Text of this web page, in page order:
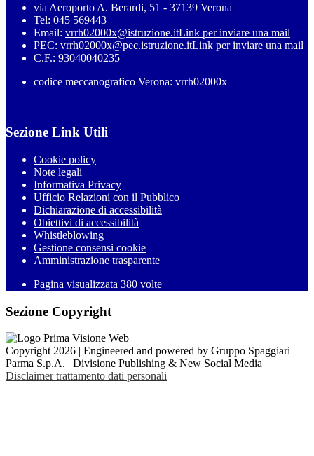
via Aeroporto A. Berardi, 51 - 37139 Verona
Tel: 045 569443
Email: vrrh02000x@istruzione.itLink per inviare una mail
PEC: vrrh02000x@pec.istruzione.itLink per inviare una mail
C.F.: 93040040235
codice meccanografico Verona: vrrh02000x
Sezione Link Utili
Cookie policy
Note legali
Informativa Privacy
Ufficio Relazioni con il Pubblico
Dichiarazione di accessibilità
Obiettivi di accessibilità
Whistleblowing
Gestione consensi cookie
Amministrazione trasparente
Pagina visualizzata 380 volte
Sezione Copyright
Copyright 2026 | Engineered and powered by Gruppo Spaggiari
Parma S.p.A. | Divisione Publishing & New Social Media
Disclaimer trattamento dati personali